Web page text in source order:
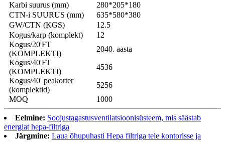
Karbi suurus (mm)
280*205*180
CTN-i SUURUS (mm)
635*580*380
GW/CTN (KGS)
12.5
Kogus/karp (komplekt)
12
Kogus/20'FT
(KOMPLEKTI)
2040. aasta
Kogus/40'FT
(KOMPLEKTI)
4536
Kogus/40' peakorter
(komplektid)
5256
MOQ
1000
Eelmine: Soojustagastusventilatsioonisüsteem, mis säästab
energiat hepa-filtriga
Järgmine: Laua õhupuhasti Hepa filtriga teie kontorisse ja